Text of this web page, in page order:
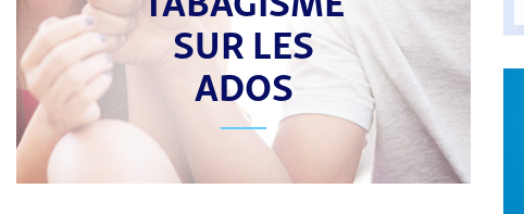
SUR LES
ADOS